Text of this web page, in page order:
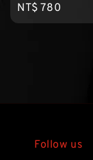
Regular
price
NT$ 780
Follow us